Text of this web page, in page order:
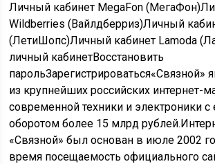
Личный кабинет MegaFon
Wildberries (Вайлдберриз)Личный
(ЛетиШопс)Личный кабинет Lamoda
личный кабинетВосстановить
парольЗарегистрироваться«Связной»
из крупнейших российских интернет-
современной техники и электроники
оборотом более 15 млрд
«Связной» был основан в июле 2002
время посещаемость официального